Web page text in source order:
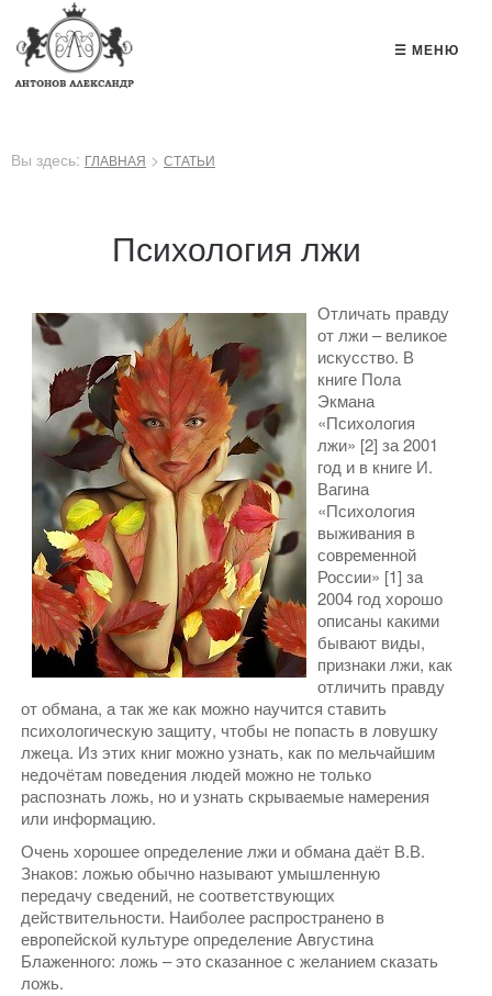
☰ МЕНЮ
Вы здесь: ГЛАВНАЯ > СТАТЬИ
Психология лжи
Отличать правду
от лжи – великое
искусство. В
книге Пола
Экмана
«Психология
лжи» [2] за 2001
год и в книге И.
Вагина
«Психология
выживания в
современной
России» [1] за
2004 год хорошо
описаны какими
бывают виды,
признаки лжи, как
отличить правду
от обмана, а так же как можно научится ставить
психологическую защиту, чтобы не попасть в ловушку
лжеца. Из этих книг можно узнать, как по мельчайшим
недочётам поведения людей можно не только
распознать ложь, но и узнать скрываемые намерения
или информацию.
Очень хорошее определение лжи и обмана даёт В.В.
Знаков: ложью обычно называют умышленную
передачу сведений, не соответствующих
действительности. Наиболее распространено в
европейской культуре определение Августина
Блаженного: ложь – это сказанное с желанием сказать
ложь.